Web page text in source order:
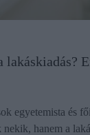
lakáskiadás?
egyetemista és
nekik, hanem a